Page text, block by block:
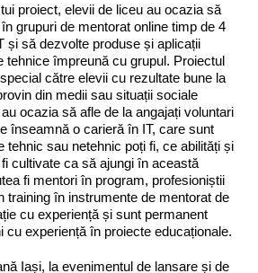
proiect, elevii de liceu au ocazia să
grupuri de mentorat online timp de 4
și să dezvolte produse și aplicații
tehnice împreună cu grupul. Proiectul
către elevii cu rezultate bune la
din medii sau situații sociale
ocazia să afle de la angajați voluntari
înseamnă o carieră în IT, care sunt
tehnic sau netehnic poți fi, ce abilități și
cultivate ca să ajungi în această
fi mentori în program, profesioniștii
training în instrumente de mentorat de
cu experiență și sunt permanent
cu experiență în proiecte educaționale.
Iași, la evenimentul de lansare și de